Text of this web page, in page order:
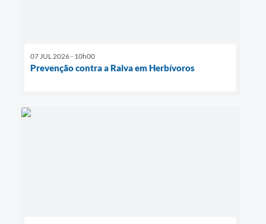
07 JUL 2026 - 10h00
Prevenção contra a Raiva em Herbívoros